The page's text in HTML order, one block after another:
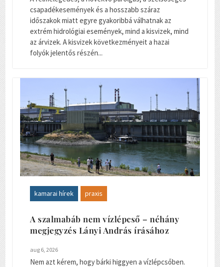
csapadékesemények és a hosszabb száraz
időszakok miatt egyre gyakoribbá válhatnak az
extrém hidrológiai események, mind a kisvizek, mind
az árvizek. A kisvizek következményeit a hazai
folyók jelentős részén...
kamarai hírek praxis
A szalmabáb nem vízlépcső – néhány
megjegyzés Lányi András írásához
aug 6, 2026
Nem azt kérem, hogy bárki higgyen a vízlépcsőben.